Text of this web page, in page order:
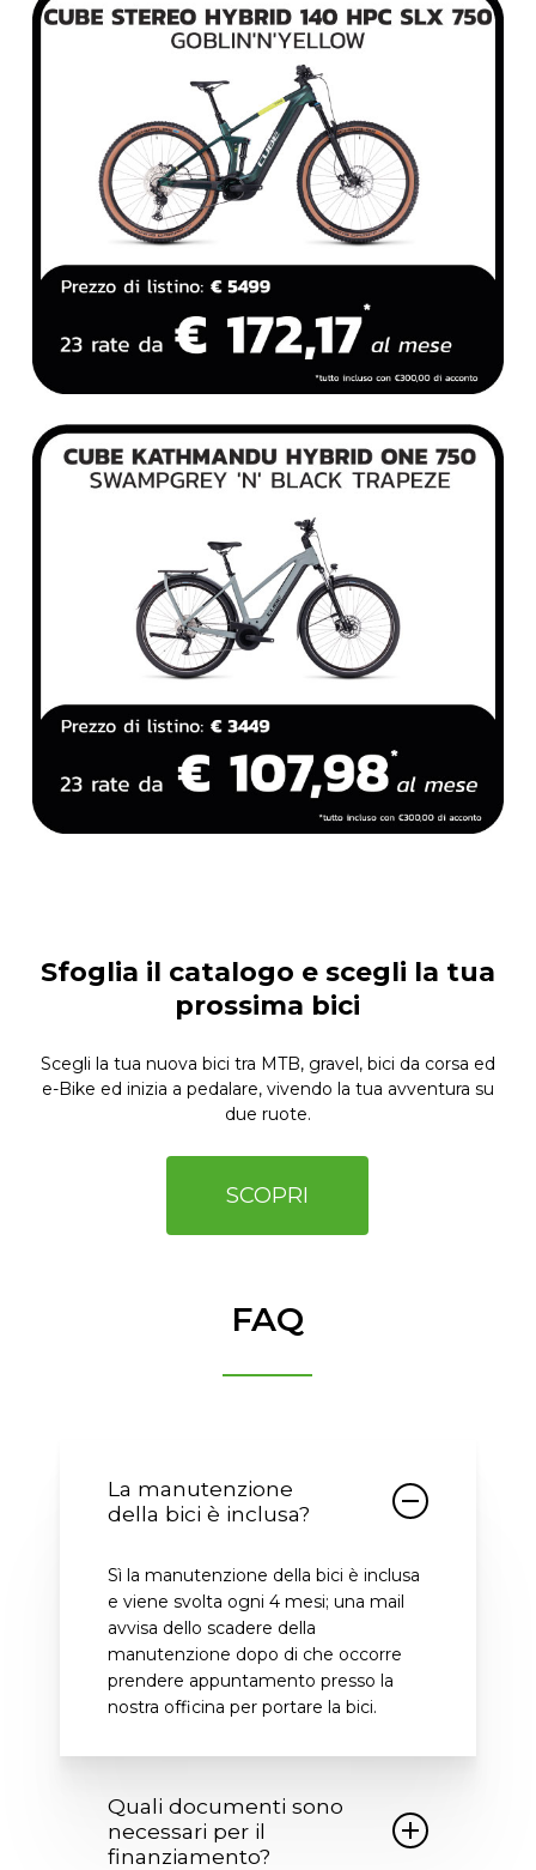
Sfoglia il catalogo e scegli la tua
prossima bici
Scegli la tua nuova bici tra MTB, gravel, bici da corsa ed
e-Bike ed inizia a pedalare, vivendo la tua avventura su
due ruote.
SCOPRI
FAQ
La manutenzione
della bici è inclusa?
Sì la manutenzione della bici è inclusa
e viene svolta ogni 4 mesi; una mail
avvisa dello scadere della
manutenzione dopo di che occorre
prendere appuntamento presso la
nostra officina per portare la bici.
Quali documenti sono
necessari per il
finanziamento?